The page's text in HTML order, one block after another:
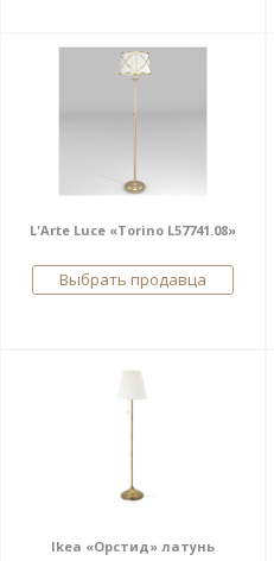
L'Arte Luce «Torino L57741.08»
Выбрать продавца
Ikea «Орстид» латунь